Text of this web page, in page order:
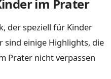
im Prater
der speziell für Kinder
sind einige Highlights, die
Prater nicht verpassen